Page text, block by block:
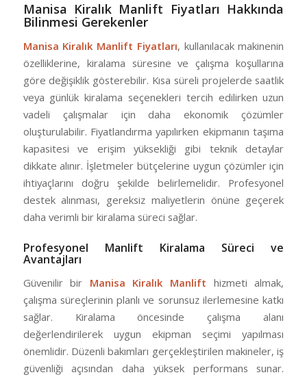
Manisa Kiralık Manlift Fiyatları Hakkında
Bilinmesi Gerekenler
Manisa Kiralık Manlift Fiyatları, kullanılacak makinenin
özelliklerine, kiralama süresine ve çalışma koşullarına
göre değişiklik gösterebilir. Kısa süreli projelerde saatlik
veya günlük kiralama seçenekleri tercih edilirken uzun
vadeli çalışmalar için daha ekonomik çözümler
oluşturulabilir. Fiyatlandırma yapılırken ekipmanın taşıma
kapasitesi ve erişim yüksekliği gibi teknik detaylar
dikkate alınır. İşletmeler bütçelerine uygun çözümler için
ihtiyaçlarını doğru şekilde belirlemelidir. Profesyonel
destek alınması, gereksiz maliyetlerin önüne geçerek
daha verimli bir kiralama süreci sağlar.
Profesyonel Manlift Kiralama Süreci ve
Avantajları
Güvenilir bir Manisa Kiralık Manlift hizmeti almak,
çalışma süreçlerinin planlı ve sorunsuz ilerlemesine katkı
sağlar. Kiralama öncesinde çalışma alanı
değerlendirilerek uygun ekipman seçimi yapılması
önemlidir. Düzenli bakımları gerçekleştirilen makineler, iş
güvenliği açısından daha yüksek performans sunar.